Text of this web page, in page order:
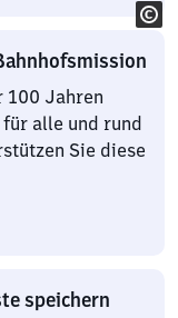
100 Jahren
alle und rund
Sie diese
speichern